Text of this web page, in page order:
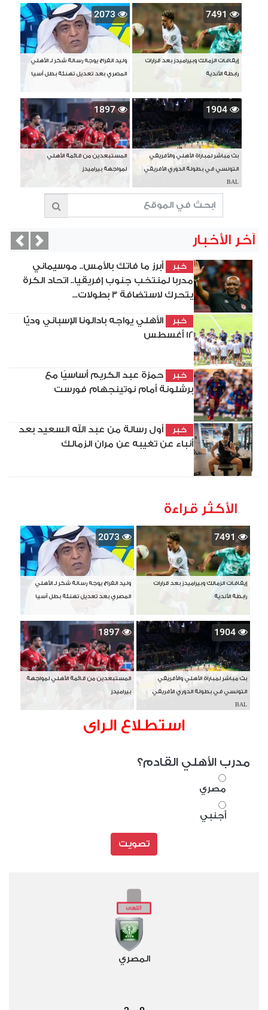
7491
إيقافات الزمالك وبيراميدز بعد قرارات
رابطة الأندية
2073
وليد الفراج يوجه رسالة شكر لـ الأهلي
المصري بعد تعديل تهنئة بطل آسيا
1904
بث مباشر لمباراة الأهلي والأفريقي
التونسي في بطولة الدوري الأفريقي
BAL
1897
المستبعدين من قائمة الأهلي
لمواجهة بيراميدز
آخر الأخبار
خبر
أبرز ما فاتك بالأمس.. موسيماني
مدربا لمنتخب جنوب إفريقيا.. اتحاد الكرة
يتحرك لاستضافة 3 بطولات...
خبر
الأهلي يواجه بادالونا الإسباني وديًّا
12 أغسطس
خبر
حمزة عبد الكريم أساسيًا مع
برشلونة أمام نوتينجهام فورست
خبر
أول رسالة من عبد الله السعيد بعد
أنباء عن تغيبه عن مران الزمالك
Next
الأكثر قراءة
7491
إيقافات الزمالك وبيراميدز بعد قرارات
رابطة الأندية
2073
وليد الفراج يوجه رسالة شكر لـ الأهلي
المصري بعد تعديل تهنئة بطل آسيا
1904
بث مباشر لمباراة الأهلي والأفريقي
التونسي في بطولة الدوري الأفريقي
BAL
1897
المستبعدين من قائمة الأهلي لمواجهة
بيراميدز
استطلاع الراى
مدرب الأهلي القادم؟
مصري
أجنبي
تصويت
المصري